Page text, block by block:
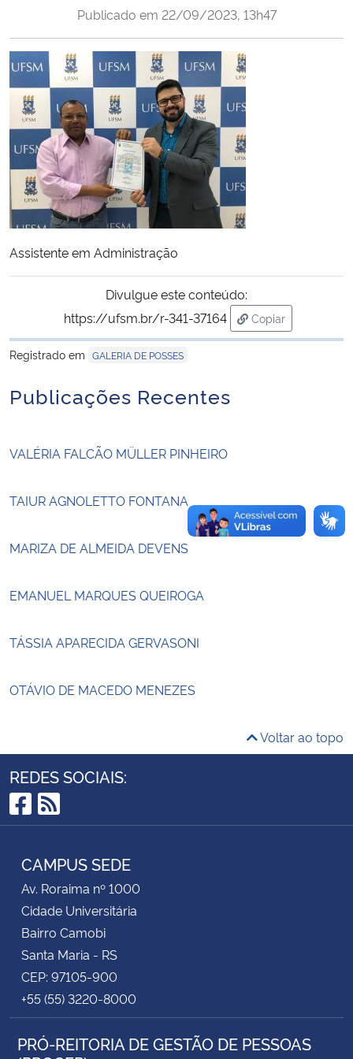
Ministério da Cidadania
Ministério da Saúde
Ministério de Minas e Energia
Ministério da Ciência, Tecnologia, Inovações e Comunicações
Ministério do Meio Ambiente
Ministério do Turismo
Ministério do Desenvolvimento Regional
Secretaria-Geral
Banco Central do Brasil
Planalto
Publicado em 22/09/2023, 13h47
Assistente em Administração
Divulgue este conteúdo:
https://ufsm.br/r-341-37164
Copiar
para área de
Registrado em GALERIA DE POSSES
Publicações Recentes
VALÉRIA FALCÃO MÜLLER PINHEIRO
TAIUR AGNOLETTO FONTANA
MARIZA DE ALMEIDA DEVENS
EMANUEL MARQUES QUEIROGA
TÁSSIA APARECIDA GERVASONI
OTÁVIO DE MACEDO MENEZES
Voltar ao topo
REDES SOCIAIS:
Facebook
RSS
CAMPUS SEDE
Av. Roraima nº 1000
Cidade Universitária
Bairro Camobi
Santa Maria - RS
CEP: 97105-900
+55 (55) 3220-8000
PRÓ-REITORIA DE GESTÃO DE PESSOAS